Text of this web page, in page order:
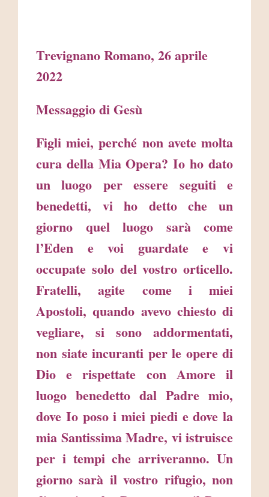
Trevignano Romano, 26 aprile
2022
Messaggio di Gesù
Figli miei, perché non avete molta
cura della Mia Opera? Io ho dato
un luogo per essere seguiti e
benedetti, vi ho detto che un
giorno quel luogo sarà come
l’Eden e voi guardate e vi
occupate solo del vostro orticello.
Fratelli, agite come i miei
Apostoli, quando avevo chiesto di
vegliare, si sono addormentati,
non siate incuranti per le opere di
Dio e rispettate con Amore il
luogo benedetto dal Padre mio,
dove Io poso i miei piedi e dove la
mia Santissima Madre, vi istruisce
per i tempi che arriveranno. Un
giorno sarà il vostro rifugio, non